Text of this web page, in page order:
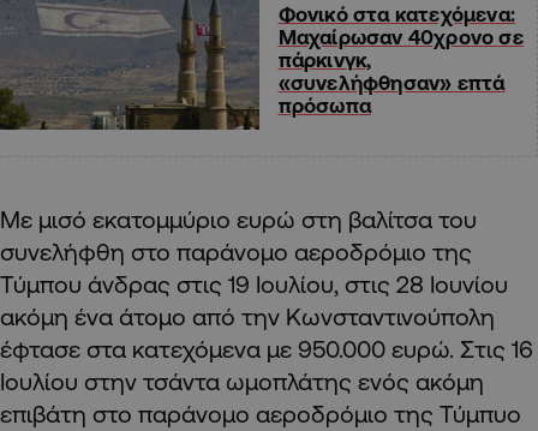
Φονικό στα κατεχόμενα:
Μαχαίρωσαν 40χρονο σε
πάρκινγκ,
«συνελήφθησαν» επτά
πρόσωπα
Με μισό εκατομμύριο ευρώ στη βαλίτσα του
συνελήφθη στο παράνομο αεροδρόμιο της
Τύμπου άνδρας στις 19 Ιουλίου, στις 28 Ιουνίου
ακόμη ένα άτομο από την Κωνσταντινούπολη
έφτασε στα κατεχόμενα με 950.000 ευρώ. Στις 16
Ιουλίου στην τσάντα ωμοπλάτης ενός ακόμη
επιβάτη στο παράνομο αεροδρόμιο της Τύμπυο